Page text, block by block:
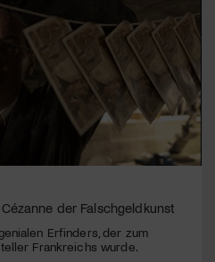
der Falschgeldkunst
Erfinders, der zum
Frankreichs wurde.